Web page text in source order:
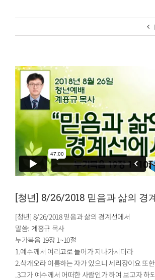
[청년] 8/26/2018 믿음과 삶의 경
[청년] 8/26/2018 믿음과 삶의 경계선에서
말씀: 계흥규 목사
누가복음 19장 1~10절
1.예수께서 여리고로 들어가 지나가시더라
2.삭개오라 이름하는 자가 있으니 세리장이요 또
.3그가 예수께서 어떠한 사람인가 하여 보고자 하